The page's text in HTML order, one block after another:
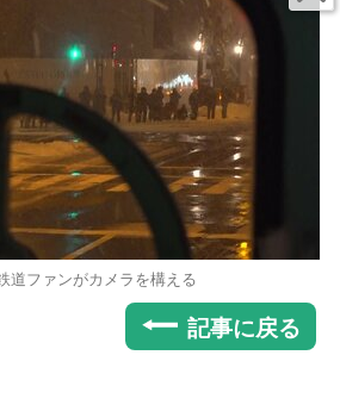
道ファンがカメラを構える
記事に戻る